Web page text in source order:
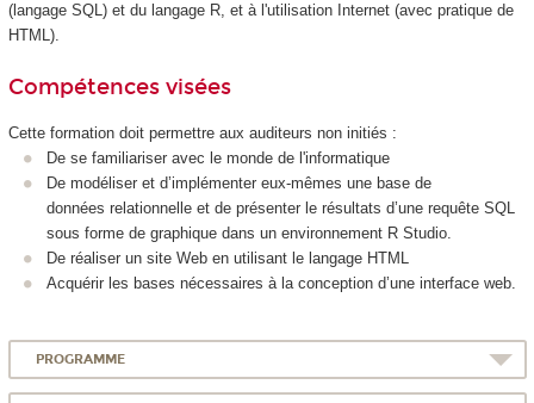
(langage SQL) et du langage R, et à l'utilisation Internet (avec pratique de
HTML).
Compétences visées
Cette formation doit permettre aux auditeurs non initiés :
De se familiariser avec le monde de l'informatique
De modéliser et d’implémenter eux-mêmes une base de
données relationnelle et de présenter le résultats d’une requête SQL
sous forme de graphique dans un environnement R Studio.
De réaliser un site Web en utilisant le langage HTML
Acquérir les bases nécessaires à la conception d’une interface web.
PROGRAMME